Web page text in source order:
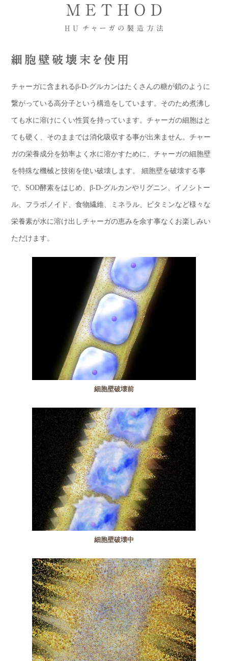
チャーガに含まれるβ-D-グルカンはたくさんの糖が鎖のように
繋がっている高分子という構造をしています。そのため煮沸し
ても水に溶けにくい性質を持っています。チャーガの細胞はと
ても硬く、そのままでは消化吸収する事が出来ません。チャー
ガの栄養成分を効率よく水に溶かすために、チャーガの細胞壁
を特殊な機械と技術を使い破壊します。 細胞壁を破壊する事
で、SOD酵素をはじめ、β-D-グルカンやリグニン、イノシトー
ル、フラボノイド、食物繊維、ミネラル、ビタミンなど様々な
栄養素が水に溶け出しチャーガの恵みを余す事なくお楽しみい
ただけます。
細胞壁破壊前
細胞壁破壊中